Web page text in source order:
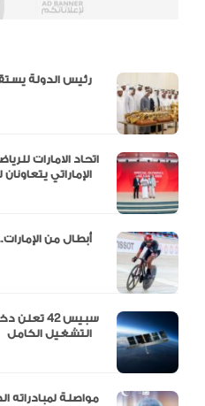
اتحاد الامارات
سبيس 42